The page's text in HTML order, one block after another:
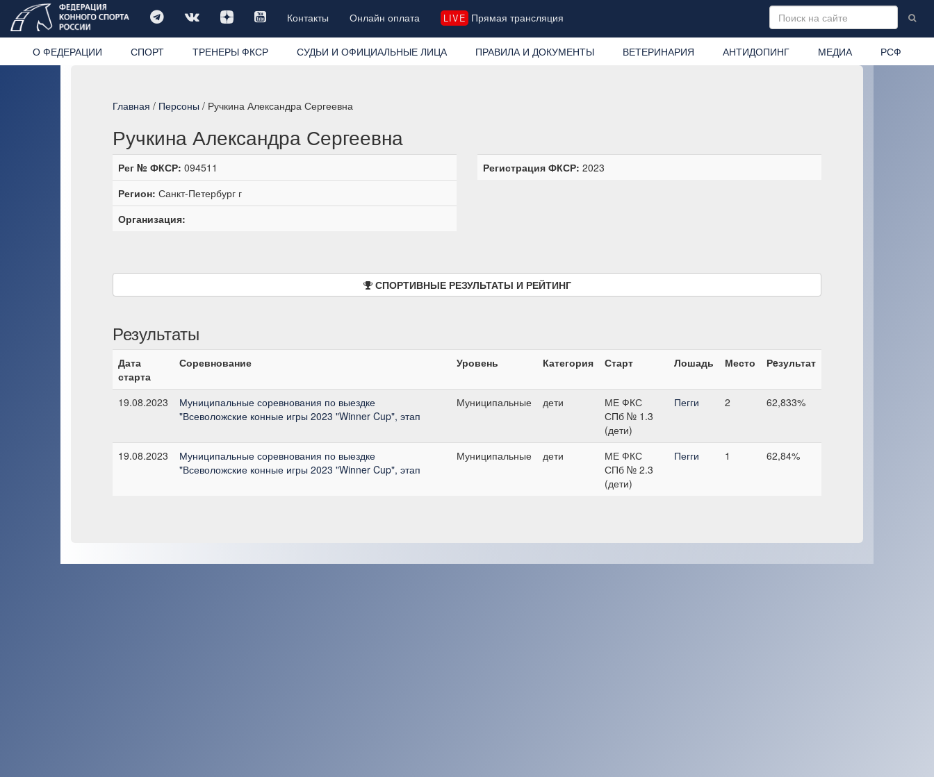
Контакты Онлайн оплата LIVE Прямая трансляция
О ФЕДЕРАЦИИ СПОРТ ТРЕНЕРЫ ФКСР СУДЬИ И ОФИЦИАЛЬНЫЕ ЛИЦА ПРАВИЛА И ДОКУМЕНТЫ ВЕТЕРИНАРИЯ АНТИДОПИНГ МЕДИА РСФ
Главная / Персоны / Ручкина Александра Сергеевна
Ручкина Александра Сергеевна
Рег № ФКСР: 094511
Регион: Санкт-Петербург г
Организация:
Регистрация ФКСР: 2023
СПОРТИВНЫЕ РЕЗУЛЬТАТЫ И РЕЙТИНГ
Результаты
Дата
старта
Соревнование Уровень Категория Старт Лошадь Место Рeзультат
19.08.2023
Муниципальные соревнования по выездке
"Всеволожские конные игры 2023 "Winner Cup", этап
Муниципальные дети
МЕ ФКС
СПб № 1.3
(дети)
Пегги 2 62,833%
19.08.2023
Муниципальные соревнования по выездке
"Всеволожские конные игры 2023 "Winner Cup", этап
Муниципальные дети
МЕ ФКС
СПб № 2.3
(дети)
Пегги 1 62,84%